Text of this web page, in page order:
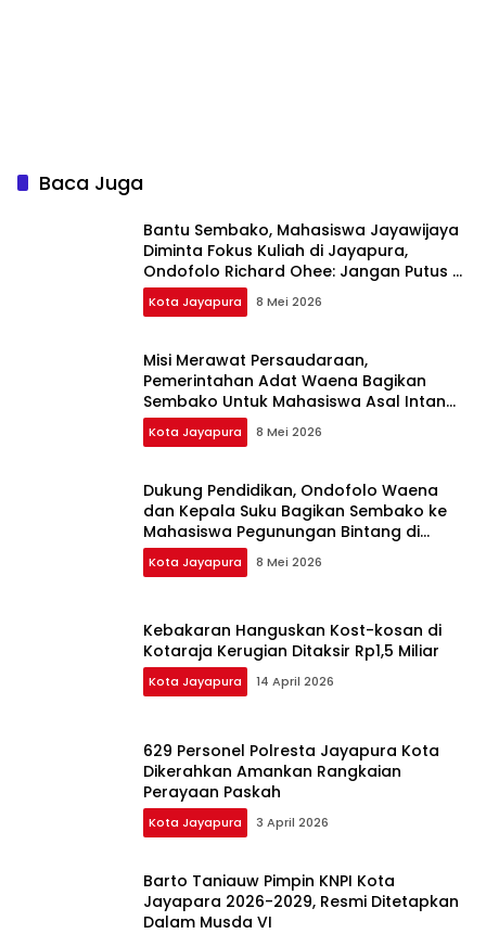
Baca Juga
Bantu Sembako, Mahasiswa Jayawijaya
Diminta Fokus Kuliah di Jayapura,
Ondofolo Richard Ohee: Jangan Putus di
Tengah Jalan
Kota Jayapura 8 Mei 2026
Misi Merawat Persaudaraan,
Pemerintahan Adat Waena Bagikan
Sembako Untuk Mahasiswa Asal Intan
Jaya di Kunjungan Keduanya
Kota Jayapura 8 Mei 2026
Dukung Pendidikan, Ondofolo Waena
dan Kepala Suku Bagikan Sembako ke
Mahasiswa Pegunungan Bintang di
Jayapura
Kota Jayapura 8 Mei 2026
Kebakaran Hanguskan Kost-kosan di
Kotaraja Kerugian Ditaksir Rp1,5 Miliar
Kota Jayapura 14 April 2026
629 Personel Polresta Jayapura Kota
Dikerahkan Amankan Rangkaian
Perayaan Paskah
Kota Jayapura 3 April 2026
Barto Taniauw Pimpin KNPI Kota
Jayapara 2026-2029, Resmi Ditetapkan
Dalam Musda VI